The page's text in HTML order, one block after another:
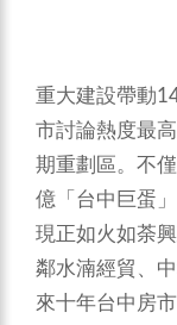
重大建設帶動
市討論熱度最
期重劃區。不
億「台中巨蛋
現正如火如荼
鄰水湳經貿、
來十年台中房